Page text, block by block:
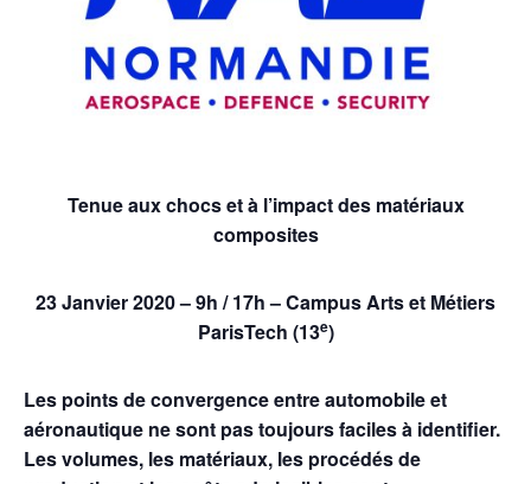
Tenue aux chocs et à l’impact des matériaux
composites
23 Janvier 2020 –9h / 17h – Campus Arts et Métiers
ParisTech (13e)
Les points de convergence entre automobile et
aéronautique ne sont pas toujours faciles à identifier.
Les volumes, les matériaux, les procédés de